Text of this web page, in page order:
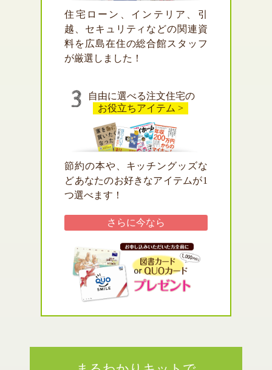
住宅ローン、インテリア、引
越、セキュリティなどの関連資
料を広島在住の総合館スタッフ
が厳選しました！
自由に選べる注文住宅の
お役立ちアイテム >
節約の本や、キッチングッズな
どあなたのお好きなアイテムが1
つ選べます！
さらに今なら